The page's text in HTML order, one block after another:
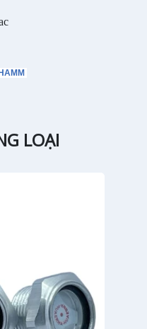
LOẠI